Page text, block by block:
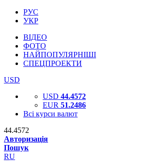
РУС
УКР
ВІДЕО
ФОТО
НАЙПОПУЛЯРНІШІ
СПЕЦПРОЕКТИ
USD
USD 44.4572
EUR 51.2486
Всі курси валют
44.4572
Авторизація
Пошук
RU